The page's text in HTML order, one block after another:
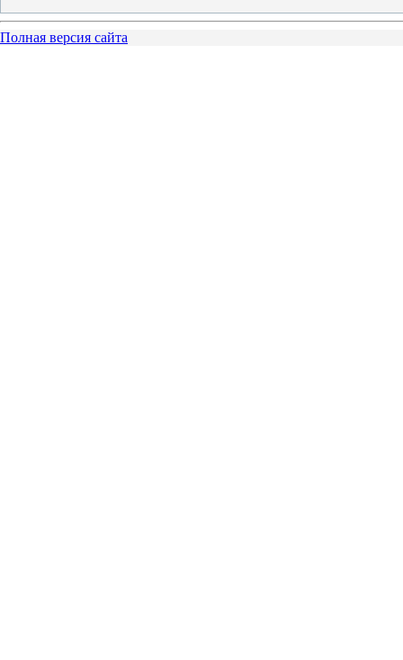
Полная версия сайта